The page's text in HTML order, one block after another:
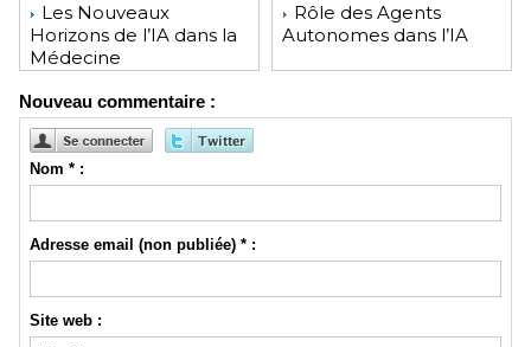
Les Nouveaux
Horizons de l’IA dans la
Médecine
Rôle des Agents
Autonomes dans l’IA
Nouveau commentaire :
Nom * :
Adresse email (non publiée) * :
Site web :